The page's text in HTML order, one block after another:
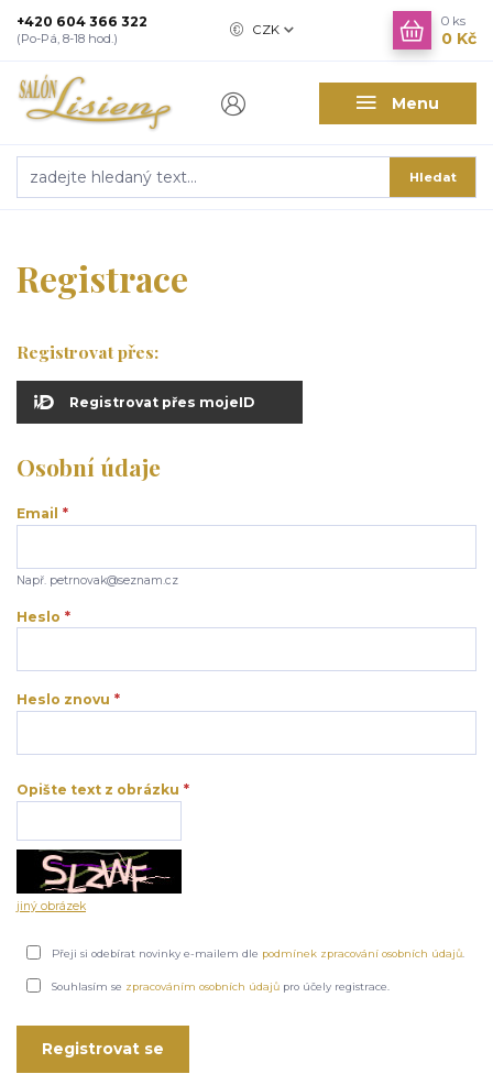
Menu
CZK
Hledat
+420 604 366 322
(Po-Pá, 8-18 hod.)
0 ks
0 Kč
Registrace
Registrovat přes:
Registrovat přes mojeID
Osobní údaje
Email *
Např. petrnovak@seznam.cz
Heslo *
Heslo znovu *
Opište text z obrázku *
jiný obrázek
Přeji si odebírat novinky e-mailem dle podmínek zpracování osobních údajů.
Souhlasím se zpracováním osobních údajůpro účely registrace.
Registrovat se